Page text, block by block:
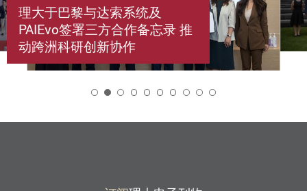
理大于巴黎与达索系统及
PAIEvo签署三方合作备忘录 推
动跨洲科研创新协作